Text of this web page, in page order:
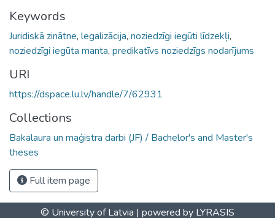
Keywords
Juridiskā zinātne, legalizācija, noziedzīgi iegūti līdzekļi,
noziedzīgi iegūta manta, predikatīvs noziedzīgs nodarījums
URI
https://dspace.lu.lv/handle/7/62931
Collections
Bakalaura un maģistra darbi (JF) / Bachelor's and Master's
theses
Full item page
© University of Latvia | powered by LYRASIS